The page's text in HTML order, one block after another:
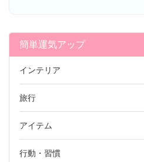
簡単運気アップ
インテリア
旅行
アイテム
行動・習慣